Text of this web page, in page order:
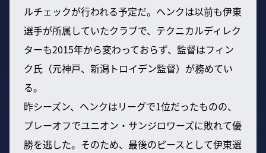
ルチェックが行われる予定だ。ヘンクは以前も伊東
選手が所属していたクラブで、テクニカルディレク
ターも2015年から変わっておらず、監督はフィン
ク氏（元神戸、新潟トロイデン監督）が務めてい
る。
昨シーズン、ヘンクはリーグで1位だったものの、
プレーオフでユニオン・サンジロワーズに敗れて優
勝を逃した。そのため、最後のピースとして伊東選